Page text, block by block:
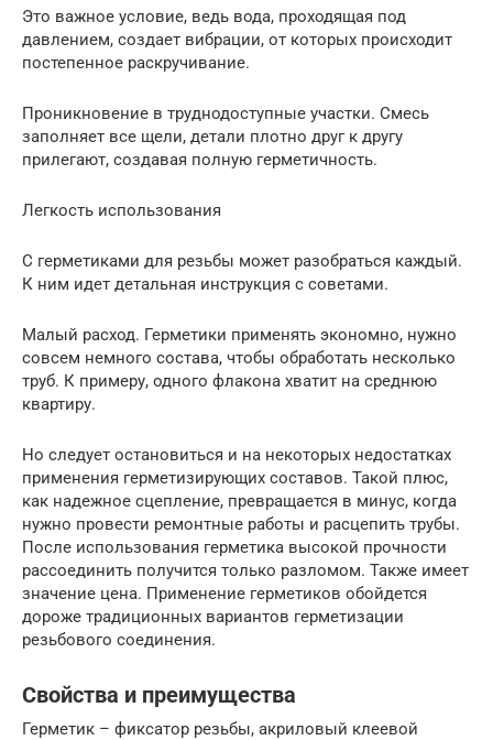
Это важное условие, ведь вода, проходящая под
давлением, создает вибрации, от которых происходит
постепенное раскручивание.
Проникновение в труднодоступные участки. Смесь
заполняет все щели, детали плотно друг к другу
прилегают, создавая полную герметичность.
Легкость использования
С герметиками для резьбы может разобраться каждый.
К ним идет детальная инструкция с советами.
Малый расход. Герметики применять экономно, нужно
совсем немного состава, чтобы обработать несколько
труб. К примеру, одного флакона хватит на среднюю
квартиру.
Но следует остановиться и на некоторых недостатках
применения герметизирующих составов. Такой плюс,
как надежное сцепление, превращается в минус, когда
нужно провести ремонтные работы и расцепить трубы.
После использования герметика высокой прочности
рассоединить получится только разломом. Также имеет
значение цена. Применение герметиков обойдется
дороже традиционных вариантов герметизации
резьбового соединения.
Свойства и преимущества
Герметик – фиксатор резьбы, акриловый клеевой